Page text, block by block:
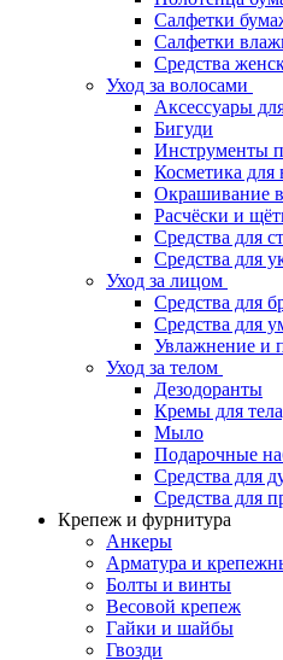
Салфетки
Салфетки
Средства
Уход за волосами
Аксессуары
Бигуди
Инструменты
Косметика для
Окрашивание
Расчёски и
Средства для
Средства для
Уход за лицом
Средства для
Средства для
Увлажнение и
Уход за телом
Дезодоранты
Кремы для
Мыло
Подарочные
Средства для
Средства для
Крепеж и фурнитура
Анкеры
Арматура и
Болты и винты
Весовой крепеж
Гайки и шайбы
Гвозди